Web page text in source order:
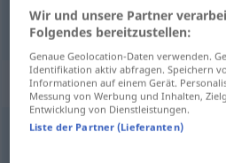
Synonyme für
Wir und unsere Partner
Folgendes bereitzustellen:
Genaue Geolocation-Daten verwenden.
Identifikation aktiv abfragen. Speichern
Informationen auf einem Gerät.
Messung von Werbung und Inhalten,
Entwicklung von Dienstleistungen.
Liste der Partner (Lieferanten)